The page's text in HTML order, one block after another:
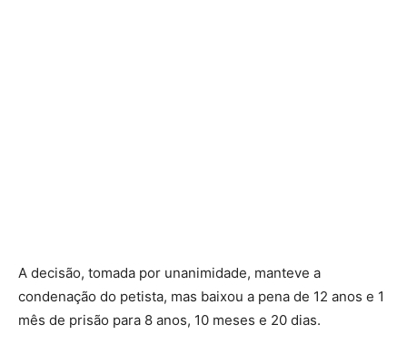
A decisão, tomada por unanimidade, manteve a
condenação do petista, mas baixou a pena de 12 anos e 1
mês de prisão para 8 anos, 10 meses e 20 dias.